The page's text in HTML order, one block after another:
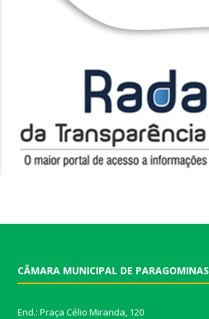
CÂMARA MUNICIPAL DE PARAGOMINAS
End.: Praça Célio Miranda, 120